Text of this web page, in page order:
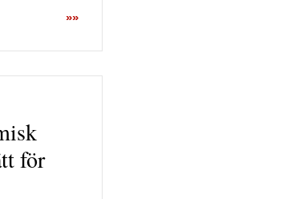
»»
för